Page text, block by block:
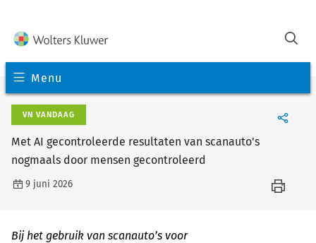
Menu
VN VANDAAG
Met AI gecontroleerde resultaten van scanauto's
nogmaals door mensen gecontroleerd
9 juni 2026
Bij het gebruik van scanauto’s voor